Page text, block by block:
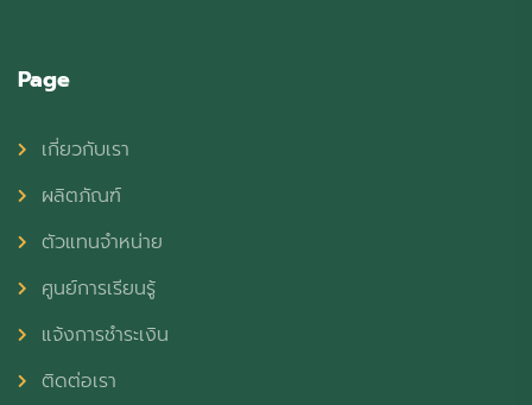
Page
เกี่ยวกับเรา
ผลิตภัณฑ์
ตัวแทนจำหน่าย
ศูนย์การเรียนรู้
แจ้งการชำระเงิน
ติดต่อเรา